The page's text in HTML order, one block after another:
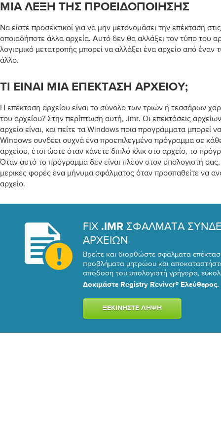
ΜΙΑ ΛΈΞΗ ΤΗΣ ΠΡΟΕΙΔΟΠΟΊΗΣΗΣ
Να είστε προσεκτικοί για να μην μετονομάσει την επέκταση
οποιαδήποτε άλλα αρχεία. Αυτό δεν θα αλλάξει τον τύπο του
λογισμικό μετατροπής μπορεί να αλλάξει ένα αρχείο από έναν
άλλο.
ΤΙ ΕΊΝΑΙ ΜΙΑ ΕΠΈΚΤΑΣΗ ΑΡΧΕΊΟΥ;
Η επέκταση αρχείου είναι το σύνολο των τριών ή τεσσάρων
του αρχείου? Στην περίπτωση αυτή, .imr. Οι επεκτάσεις
αρχείο είναι, και πείτε τα Windows ποια προγράμματα μπορεί
Windows συνδέει συχνά ένα προεπιλεγμένο πρόγραμμα σε
αρχείου, έτσι ώστε όταν κάνετε διπλό κλικ στο αρχείο, το
Όταν αυτό το πρόγραμμα δεν είναι πλέον στον υπολογιστή
μερικές φορές ένα μήνυμα σφάλματος όταν προσπαθείτε να
αρχείο.
FIX .IMR ΣΦΑΛΜΑΤΑ
ΑΡΧΕΙΩΝ
Βρείτε και διορθώστε σφάλματα
προβλήματα μητρώου και
απόδοση του υπολογιστή γρήγορα,
Δοκιμάστε Registry Reviver® Ελεύθερος.
ΞΕΚΙΝΉΣΤΕ ΛΉΨΗ